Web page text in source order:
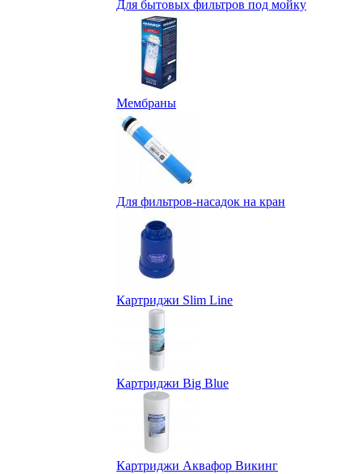
Для бытовых фильтров под мойку
Мембраны
Для фильтров-насадок на кран
Картриджи Slim Line
Картриджи Big Blue
Картриджи Аквафор Викинг